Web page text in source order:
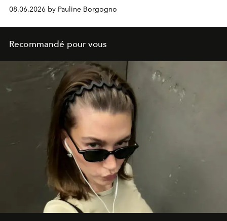
08.06.2026 by Pauline Borgogno
Recommandé pour vous